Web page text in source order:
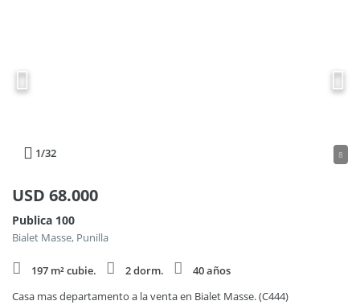
1/32 8
USD 68.000
Publica 100
Bialet Masse, Punilla
197 m² cubie. 2 dorm.
40 años
Casa mas departamento a la venta en Bialet Masse. (C444)